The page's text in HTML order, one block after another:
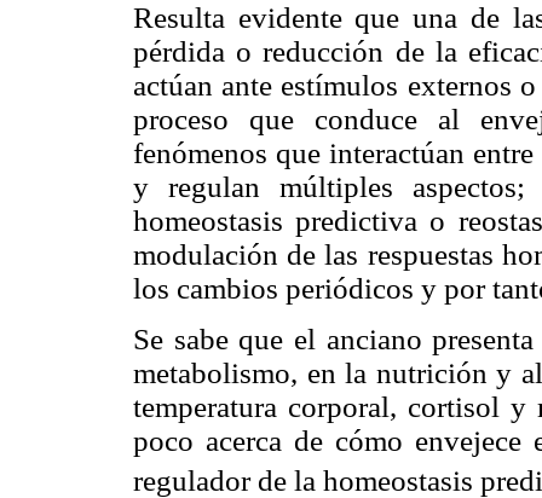
Resulta evidente que una de
pérdida o reducción de la
actúan ante estímulos externos
proceso que conduce al
fenómenos que interactúan
y regulan múltiples
homeostasis predictiva o
modulación de las respuestas
los cambios periódicos y por
Se sabe que el anciano
metabolismo, en la nutrición y
temperatura corporal, cortisol y
poco acerca de cómo
regulador de la homeostasis